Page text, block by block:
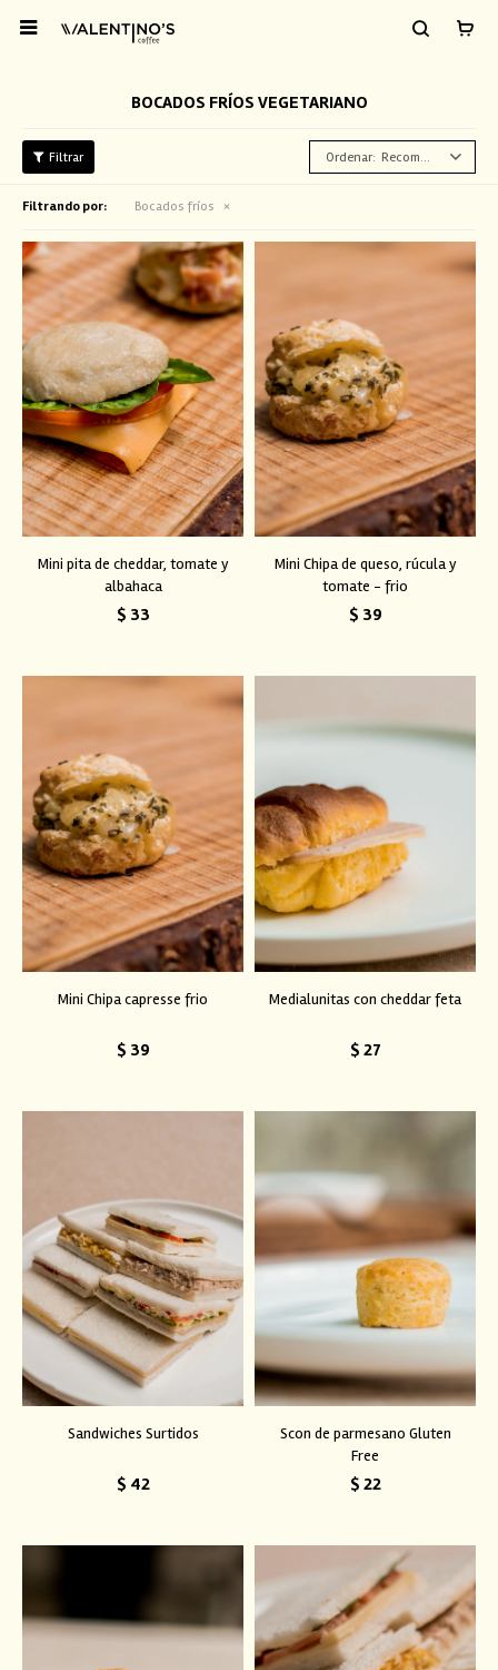

BOCADOS FRÍOS VEGETARIANO
Recomendados
Filtrando por: Bocados fríos
Mini pita de cheddar, tomate y
albahaca
$ 33
Mini Chipa de queso, rúcula y
tomate - frio
$ 39
Mini Chipa capresse frio
$ 39
Medialunitas con cheddar feta
$ 27
Sandwiches Surtidos
$ 42
Scon de parmesano Gluten
Free
$ 22